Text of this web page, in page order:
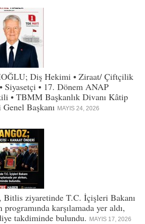
Diş Hekimi • Ziraat/ Çiftçilik
Siyasetçi • 17. Dönem ANAP
• TBMM Başkanlık Divanı Kâtip
Başkanı MAYIS 24, 2026
Bitlis ziyaretinde T.C. İçişleri Bakanı
karşılamada yer aldı,
takdiminde bulundu.
MAYIS 17, 2026